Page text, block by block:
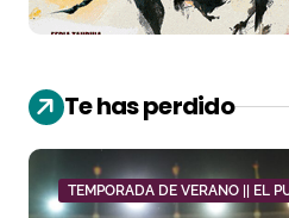
Te has perdido
TEMPORADA DE VERANO || EL